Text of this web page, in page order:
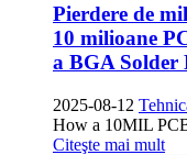
Pierdere de
10 milioane
a BGA Solder
2025-08-12
How a 10MIL
Citeşte mai mult